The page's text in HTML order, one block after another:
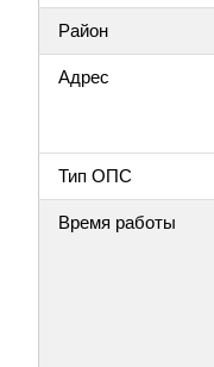
Район
Адрес
Тип ОПС
Время работы